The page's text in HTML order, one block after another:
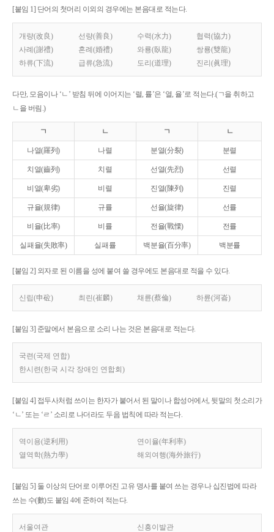
[붙임 1] 단어의 첫머리 이외의 경우에는 본음대로 적는다.
개량(改良) 선량(善良) 수력(水力)
협력(協力)
사례(謝禮)
혼례(婚禮) 와룡(臥龍)
쌍룡(雙龍)
하류(下流)
급류(急流) 도리(道理) 진리(眞理)
다만, 모음이나 ‘ㄴ’ 받침 뒤에 이어지는 ‘렬, 률’은 ‘열, 율’로 적는다.(ㄱ을 취하고
ㄴ을 버림.)
ㄱ ㄴ ㄱ ㄴ
나열(羅列) 나렬 분열(分裂) 분렬
치열(齒列) 치렬 선열(先烈) 선렬
비열(卑劣) 비렬 진열(陳列) 진렬
규율(規律) 규률 선율(旋律) 선률
비율(比率) 비률 전율(戰慄) 전률
실패율(失敗率) 실패률 백분율(百分率) 백분률
[붙임 2] 외자로 된 이름을 성에 붙여 쓸 경우에도 본음대로 적을 수 있다.
신립(申砬) 최린(崔麟) 채륜(蔡倫) 하륜(河崙)
[붙임 3] 준말에서 본음으로 소리 나는 것은 본음대로 적는다.
국련(국제 연합)
한시련(한국 시각 장애인 연합회)
[붙임 4] 접두사처럼 쓰이는 한자가 붙어서 된 말이나 합성어에서, 뒷말의 첫소리가
‘ㄴ’ 또는 ‘ㄹ’ 소리로 나더라도 두음 법칙에 따라 적는다.
역이용(逆利用)
연이율(年利率)
열역학(熱力學)
해외여행(海外旅行)
[붙임 5] 둘 이상의 단어로 이루어진 고유 명사를 붙여 쓰는 경우나 십진법에 따라
쓰는 수(數)도 붙임 4에 준하여 적는다.
서울여관 신흥이발관